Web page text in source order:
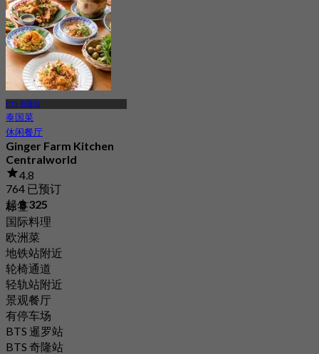
BTS 奇隆站
泰国菜
休闲餐厅
Ginger Farm Kitchen
Centralworld
4.8
764 已预订
起฿ 325
标签
国际料理
欧洲菜
地铁站附近
轮椅通道
轻轨站附近
景观餐厅
有停车场
BTS 暹罗站
BTS 奇隆站